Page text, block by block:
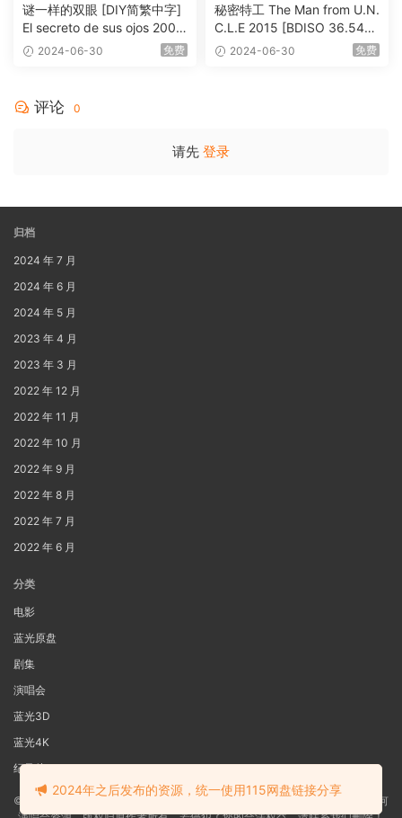
谜一样的双眼 [DIY简繁中字]
El secreto de sus ojos 2009
1080p Blu-ray AVC DTS-HD
2024-06-30 免费
秘密特工 The Man from U.N.
C.L.E 2015 [BDISO 36.54G
B] 2024-06-30 免费
评论 0
请先 登录
归档
2024 年 7 月
2024 年 6 月
2024 年 5 月
2023 年 4 月
2023 年 3 月
2022 年 12 月
2022 年 11 月
2022 年 10 月
2022 年 9 月
2022 年 8 月
2022 年 7 月
2022 年 6 月
分类
电影
蓝光原盘
剧集
演唱会
蓝光3D
蓝光4K
纪录片
©2022 蓝光电影网本站资源来源于网络用户网盘投稿，本站服务器不储存任何
2024年之后发布的资源，统一使用115网盘链接分享